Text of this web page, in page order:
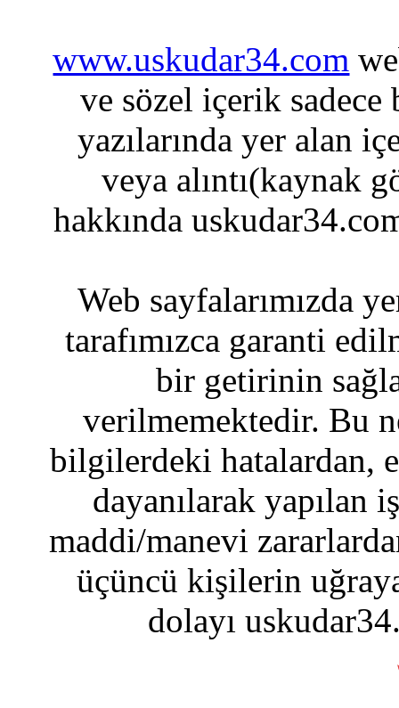
www.uskudar34.com
ve sözel içerik sadece
yazılarında yer alan
veya alıntı(kaynak
hakkında
Web sayfalarımızda
tarafımızca garanti
bir getirinin
verilmemektedir. Bu
bilgilerdeki hatalardan,
dayanılarak yapılan
maddi/manevi
üçüncü kişilerin
dolayı